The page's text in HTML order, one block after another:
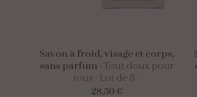
Savon à froid, visage et corps,
sans parfum - Tout doux pour
tous - Lot de 3 -
28,50 €